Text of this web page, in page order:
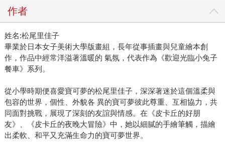
作者
姓名:松尾里佳子
畢業於日本女子美術大學版畫組，長年從事插畫與兒童繪本創
作，作品中經常洋溢著溫暖的 氣氛，代表作為《歡迎光臨小兔子
餐車》系列。
從小學時期便喜愛寶可夢的松尾里佳子，深深著迷於這個溫柔與
包容的世界，個性、外貌各 異的寶可夢彼此尊重、互相協力，共
同面對挑戰，展現了深刻的友誼與情感。在《皮卡丘的好朋
友》、《皮卡丘的夜晚大冒險》中，她以細膩的手繪筆觸，描繪
出柔軟、和平又充滿生命力的寶可夢世界。